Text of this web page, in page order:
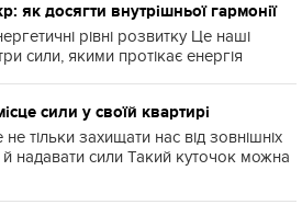
як досягти внутрішньої гармонії
рівні розвитку Це наші
сили, якими протікає енергія
сили у своїй квартирі
тільки захищати нас від зовнішніх
й надавати сили Такий куточок можна